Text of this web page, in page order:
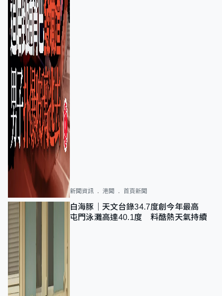
新聞資訊 港聞 首頁新聞
白海豚｜天文台錄34.7度創今年最高
屯門泳灘高達40.1度 料酷熱天氣持續